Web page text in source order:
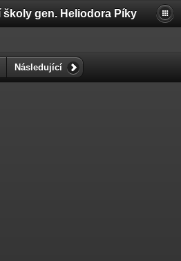
školy gen. Heliodora Pí­ky
Následující